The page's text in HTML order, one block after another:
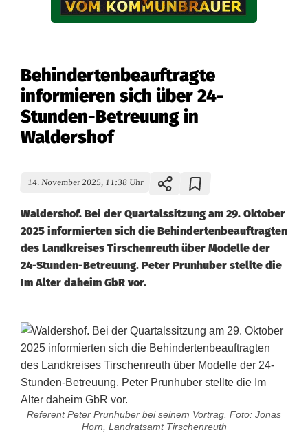
Behindertenbeauftragte
informieren sich über 24-
Stunden-Betreuung in
Waldershof
14. November 2025, 11:38 Uhr
Waldershof. Bei der Quartalssitzung am 29. Oktober
2025 informierten sich die Behindertenbeauftragten
des Landkreises Tirschenreuth über Modelle der
24-Stunden-Betreuung. Peter Prunhuber stellte die
Im Alter daheim GbR vor.
Referent Peter Prunhuber bei seinem Vortrag. Foto: Jonas
Horn, Landratsamt Tirschenreuth